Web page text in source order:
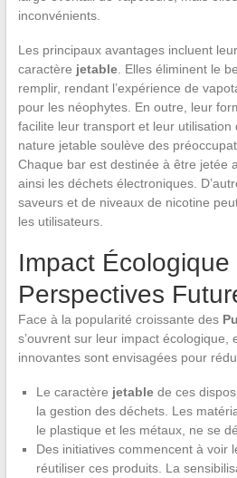
inconvénients.
Les principaux avantages incluent leur
caractère jetable. Elles éliminent le
remplir, rendant l’expérience de
pour les néophytes. En outre, leur
facilite leur transport et leur
nature jetable soulève des
Chaque bar est destinée à être jetée
ainsi les déchets électroniques.
saveurs et de niveaux de nicotine
les utilisateurs.
Impact Écologique
Perspectives
Face à la popularité croissante des
s’ouvrent sur leur impact écologique,
innovantes sont envisagées pour
Le caractère jetablede ces
la gestion des déchets. Les
le plastique et les métaux, ne se
Des initiatives commencent à voir
réutiliser ces produits. La